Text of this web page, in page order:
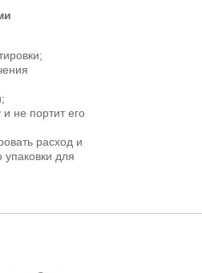
и не портит его
расход и
упаковки для